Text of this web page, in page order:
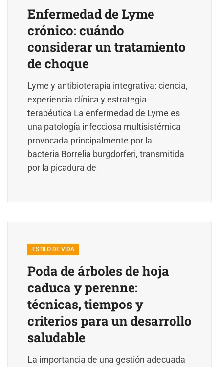
Enfermedad de Lyme
crónico: cuándo
considerar un tratamiento
de choque
Lyme y antibioterapia integrativa: ciencia,
experiencia clínica y estrategia
terapéutica La enfermedad de Lyme es
una patología infecciosa multisistémica
provocada principalmente por la
bacteria Borrelia burgdorferi, transmitida
por la picadura de
ESTILO DE VIDA
Poda de árboles de hoja
caduca y perenne:
técnicas, tiempos y
criterios para un desarrollo
saludable
La importancia de una gestión adecuada